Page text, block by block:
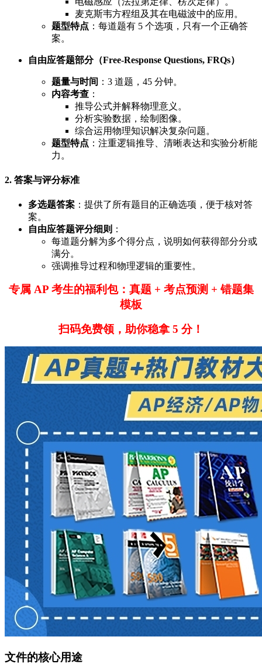
麦克斯韦方程组及其在电磁波中的应用。
题型特点 ：每道题有 5 个选项，只有一个正确答
案。
自由应答题部分（Free-Response Questions, FRQs）
题量与时间 ：3 道题，45 分钟。
内容考查 ：
推导公式并解释物理意义。
分析实验数据，绘制图像。
综合运用物理知识解决复杂问题。
题型特点 ：注重逻辑推导、清晰表达和实验分析能
力。
2. 答案与评分标准
多选题答案 ：提供了所有题目的正确选项，便于核对答
案。
自由应答题评分细则 ：
每道题分解为多个得分点，说明如何获得部分分或
满分。
强调推导过程和物理逻辑的重要性。
专属 AP 考生的福利包：真题 + 考点预测 + 错题集
模板
扫码免费领，助你稳拿 5 分！
文件的核心用途